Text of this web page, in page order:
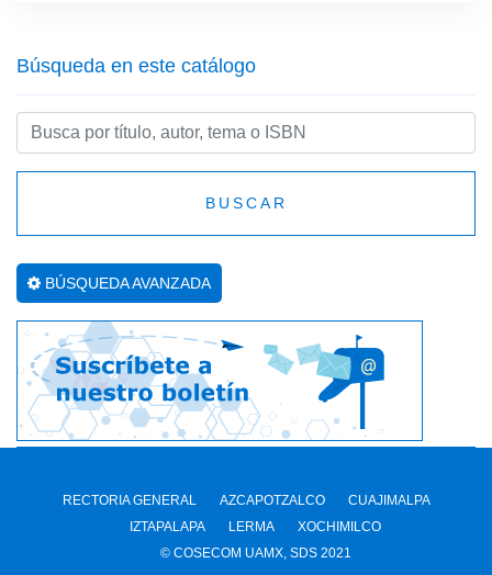
Búsqueda en este catálogo
BUSCAR
BÚSQUEDA AVANZADA
RECTORIA GENERAL AZCAPOTZALCO
CUAJIMALPA
IZTAPALAPA
LERMA
XOCHIMILCO
© COSECOM UAMX, SDS 2021